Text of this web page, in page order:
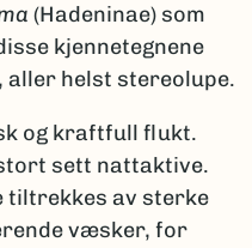
(Hadeninae) som
kjennetegnene
aller helst stereolupe.
og kraftfull flukt.
sett nattaktive.
tiltrekkes av sterke
væsker, for